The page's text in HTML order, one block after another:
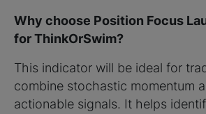
Why choose Position Focus
for ThinkOrSwim?
This indicator will be ideal for
combine stochastic momentum
actionable signals. It helps